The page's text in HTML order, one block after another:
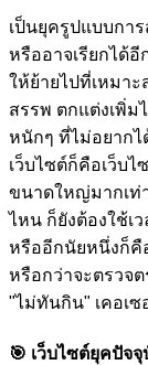
เป็นยุครูปแบบกา
หรืออาจเรียกได้อี
ให้ย้ายไปที่เหมา
สรรพ ตกแต่งเพิ่ม
หนักๆ ที่ไม่อยาก
เว็บไซต์ก็คือเว็บ
ขนาดใหญ่มากเท่
ไหน ก็ยังต้องใช้เ
หรืออีกนัยหนึ่งก็คื
หรือกว่าจะตรวจ
"ไม่ทันกิน" เคอเ
🎯 เว็บไซต์ยุคปัจ